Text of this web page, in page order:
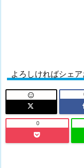
よろしければシェ

0